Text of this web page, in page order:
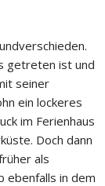
getreten ist und
seiner
ein lockeres
im Ferienhaus
Doch dann
als
ebenfalls in dem